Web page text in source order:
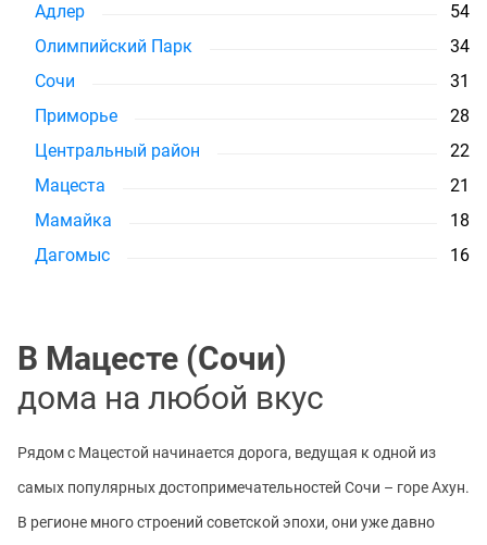
Адлер
54
Олимпийский Парк
34
Сочи
31
Приморье
28
Центральный район
22
Мацеста
21
Мамайка
18
Дагомыс
16
В Мацесте (Сочи)
дома на любой вкус
Рядом с Мацестой начинается дорога, ведущая к одной из
самых популярных достопримечательностей Сочи – горе Ахун.
В регионе много строений советской эпохи, они уже давно